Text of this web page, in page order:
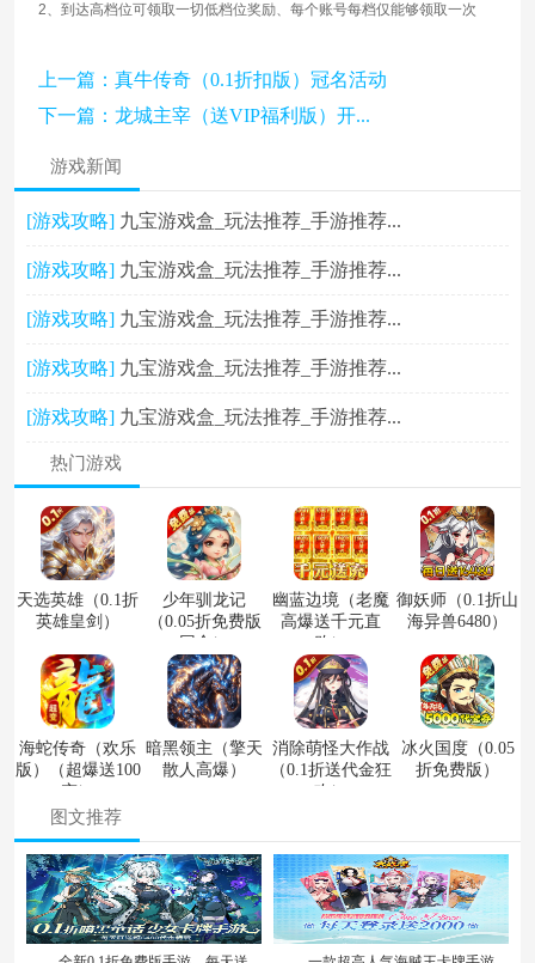
2、到达高档位可领取一切低档位奖励、每个账号每档仅能够领取一次
上一篇：真牛传奇（0.1折扣版）冠名活动
下一篇：龙城主宰（送VIP福利版）开...
游戏新闻
[游戏攻略] 九宝游戏盒_玩法推荐_手游推荐...
[游戏攻略] 九宝游戏盒_玩法推荐_手游推荐...
[游戏攻略] 九宝游戏盒_玩法推荐_手游推荐...
[游戏攻略] 九宝游戏盒_玩法推荐_手游推荐...
[游戏攻略] 九宝游戏盒_玩法推荐_手游推荐...
热门游戏
天选英雄（0.1折
英雄皇剑）
少年驯龙记
（0.05折免费版
回合）
幽蓝边境（老魔
高爆送千元直
购）
御妖师（0.1折山
海异兽6480）
海蛇传奇（欢乐
版）（超爆送100
充）
暗黑领主（擎天
散人高爆）
消除萌怪大作战
（0.1折送代金狂
欢）
冰火国度（0.05
折免费版）
图文推荐